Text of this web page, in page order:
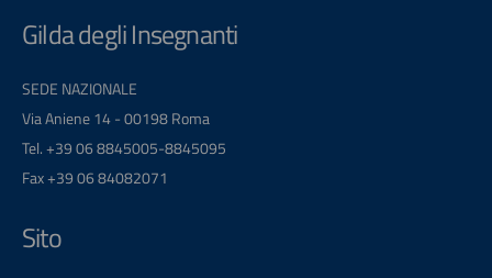
Gilda degli Insegnanti
SEDE NAZIONALE
Via Aniene 14 - 00198 Roma
Tel. +39 06 8845005-8845095
Fax +39 06 84082071
Sito